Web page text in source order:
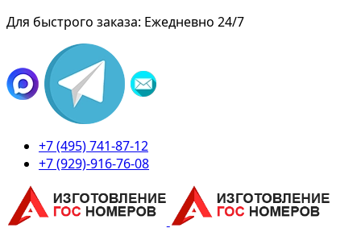
Для быстрого заказа: Ежедневно 24/7
+7 (495) 741-87-12
+7 (929)-916-76-08